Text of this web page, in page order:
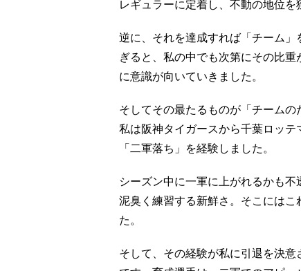
レギュラーに定着し、不動の地位を
逆に、それを達成すれば「チーム
ぎると、私の中でも次第にその比
に意識が向いていきました。
そしてその最たるものが「チームの
私は阪神タイガースから千葉ロッ
「二軍落ち」を経験しました。
シーズン中に一軍に上がれるかも
泥臭く練習する新鮮さ。そこには
た。
そして、その経験が私に引退を決